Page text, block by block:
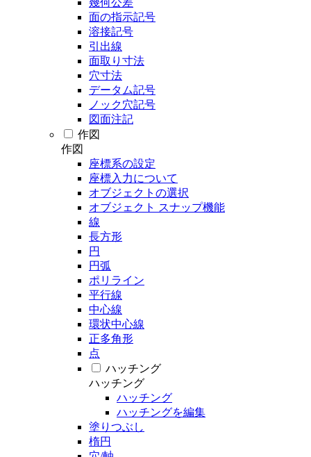
幾何公差
面の指示記号
溶接記号
引出線
面取り寸法
穴寸法
データム記号
ノック穴記号
図面注記
作図
作図
座標系の設定
座標入力について
オブジェクトの選択
オブジェクト スナップ機能
線
長方形
円
円弧
ポリライン
平行線
中心線
環状中心線
正多角形
点
ハッチング
ハッチング
ハッチング
ハッチングを編集
塗りつぶし
楕円